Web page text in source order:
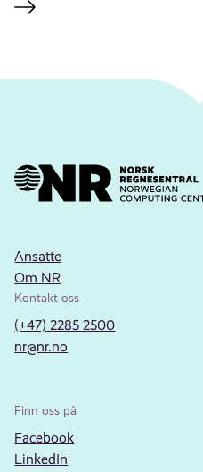
Ansatte
Om NR
Kontakt oss
(+47) 2285 2500
nr@nr.no
Finn oss på
Facebook
LinkedIn